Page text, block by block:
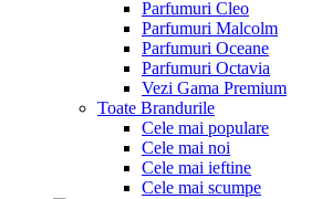
Parfumuri Cleo
Parfumuri Malcolm
Parfumuri Oceane
Parfumuri Octavia
Vezi Gama Premium
Toate Brandurile
Cele mai populare
Cele mai noi
Cele mai ieftine
Cele mai scumpe